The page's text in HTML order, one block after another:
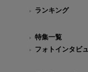
ランキング
特集一覧
フォトインタビ